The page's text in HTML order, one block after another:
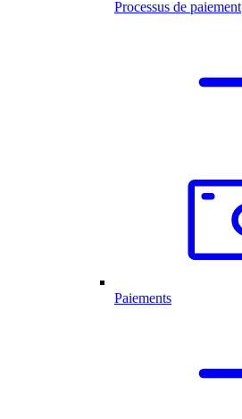
Processus de paiement
Paiements